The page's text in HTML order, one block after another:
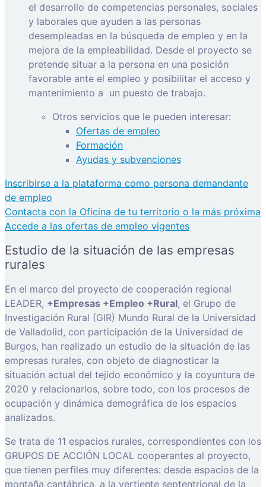
el desarrollo de competencias personales, sociales
y laborales que ayuden a las personas
desempleadas en la búsqueda de empleo y en la
mejora de la empleabilidad. Desde el proyecto se
pretende situar a la persona en una posición
favorable ante el empleo y posibilitar el acceso y
mantenimiento a un puesto de trabajo.
Otros servicios que le pueden interesar:
Ofertas de empleo
Formación
Ayudas y subvenciones
Inscribirse a la plataforma como persona demandante
de empleo
Contacta con la Oficina de tu territorio o la más próxima
Accede a las ofertas de empleo vigentes
Estudio de la situación de las empresas
rurales
En el marco del proyecto de cooperación regional
LEADER, +Empresas +Empleo +Rural, el Grupo de
Investigación Rural (GIR) Mundo Rural de la Universidad
de Valladolid, con participación de la Universidad de
Burgos, han realizado un estudio de la situación de las
empresas rurales, con objeto de diagnosticar la
situación actual del tejido económico y la coyuntura de
2020 y relacionarlos, sobre todo, con los procesos de
ocupación y dinámica demográfica de los espacios
analizados.
Se trata de 11 espacios rurales, correspondientes con los
GRUPOS DE ACCIÓN LOCAL cooperantes al proyecto,
que tienen perfiles muy diferentes: desde espacios de la
montaña cantábrica, a la vertiente septentrional de la